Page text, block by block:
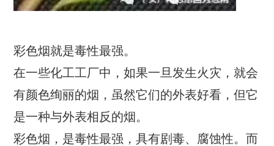
彩色烟就是毒性最强。
在一些化工工厂中，如果一旦发生火灾，就会
有颜色绚丽的烟，虽然它们的外表好看，但它
是一种与外表相反的烟。
彩色烟，是毒性最强，具有剧毒、腐蚀性。而